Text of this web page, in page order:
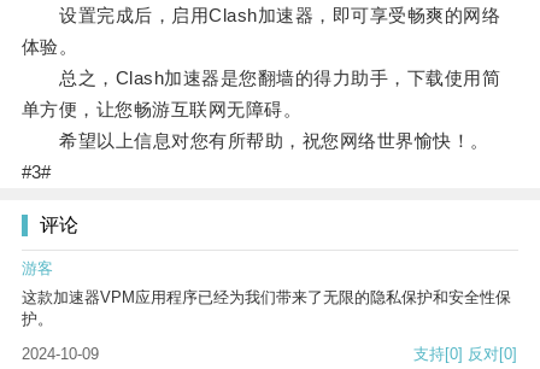
设置完成后，启用Clash加速器，即可享受畅爽的网络
体验。
总之，Clash加速器是您翻墙的得力助手，下载使用简
单方便，让您畅游互联网无障碍。
希望以上信息对您有所帮助，祝您网络世界愉快！。
#3#
评论
游客
这款加速器VPM应用程序已经为我们带来了无限的隐私保护和安全性保
护。
2024-10-09
支持[0] 反对[0]